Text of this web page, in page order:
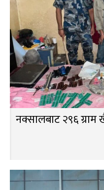
नक्सालबाट २९६ ग्राम